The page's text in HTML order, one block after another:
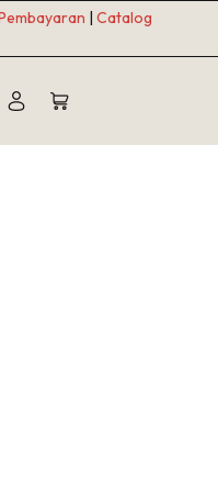
| Catalog
Shopping